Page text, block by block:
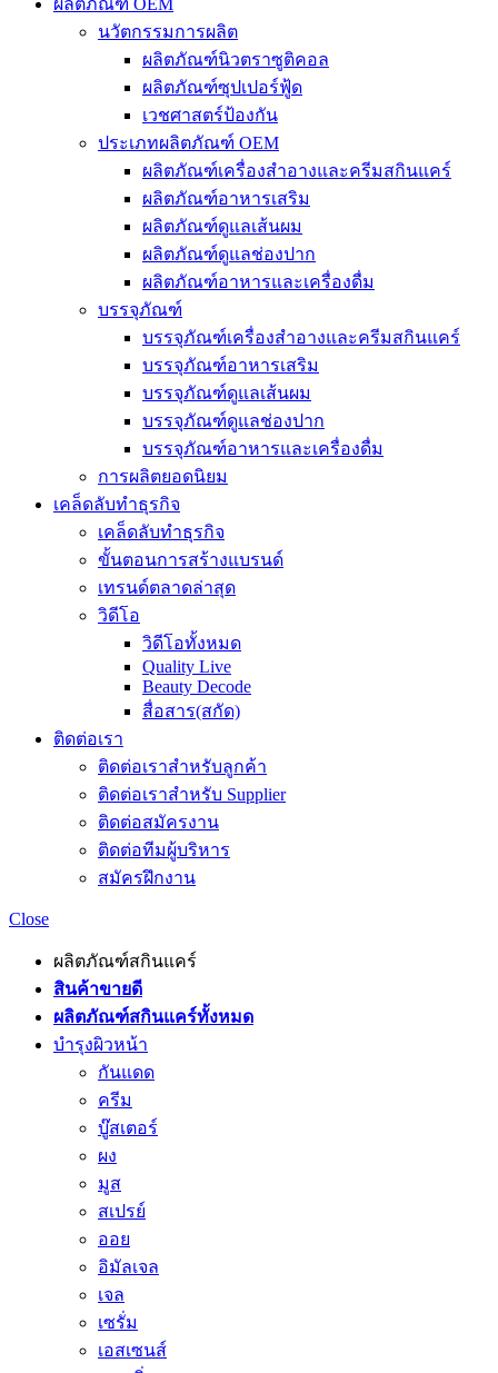
ผลิตภัณฑ์ OEM
นวัตกรรมการผลิต
ผลิตภัณฑ์นิวตราซูติคอล
ผลิตภัณฑ์ซุปเปอร์ฟู้ด
เวชศาสตร์ป้องกัน
ประเภทผลิตภัณฑ์ OEM
ผลิตภัณฑ์เครื่องสำอางและครีมสกินแคร์
ผลิตภัณฑ์อาหารเสริม
ผลิตภัณฑ์ดูแลเส้นผม
ผลิตภัณฑ์ดูแลช่องปาก
ผลิตภัณฑ์อาหารและเครื่องดื่ม
บรรจุภัณฑ์
บรรจุภัณฑ์เครื่องสำอางและครีมสกินแคร์
บรรจุภัณฑ์อาหารเสริม
บรรจุภัณฑ์ดูแลเส้นผม
บรรจุภัณฑ์ดูแลช่องปาก
บรรจุภัณฑ์อาหารและเครื่องดื่ม
การผลิตยอดนิยม
เคล็ดลับทำธุรกิจ
เคล็ดลับทำธุรกิจ
ขั้นตอนการสร้างแบรนด์
เทรนด์ตลาดล่าสุด
วิดีโอ
วิดีโอทั้งหมด
Quality Live
Beauty Decode
สื่อสาร(สกัด)
ติดต่อเรา
ติดต่อเราสำหรับลูกค้า
ติดต่อเราสำหรับ Supplier
ติดต่อสมัครงาน
ติดต่อทีมผู้บริหาร
สมัครฝึกงาน
Close
ผลิตภัณฑ์สกินแคร์
สินค้าขายดี
ผลิตภัณฑ์สกินแคร์ทั้งหมด
บำรุงผิวหน้า
กันแดด
ครีม
บู๊สเตอร์
ผง
มูส
สเปรย์
ออย
อิมัลเจล
เจล
เซรั่ม
เอสเซนส์